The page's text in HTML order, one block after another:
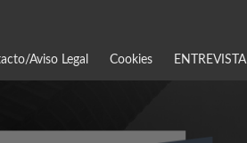
Aviso Legal Cookies